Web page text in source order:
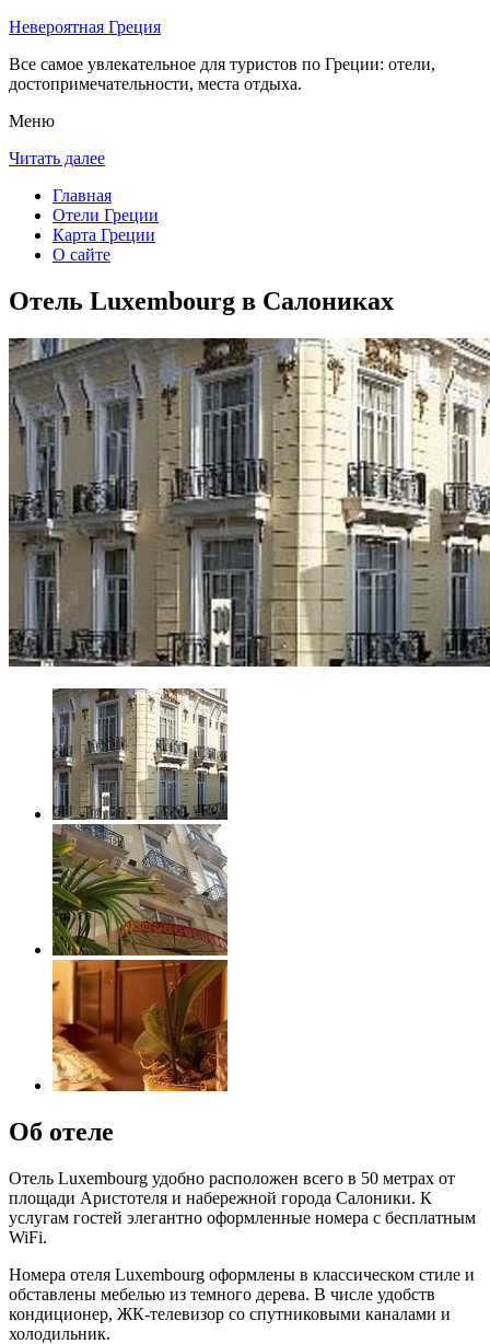
Невероятная Греция
Все самое увлекательное для туристов по Греции: отели,
достопримечательности, места отдыха.
Меню
Читать далее
Главная
Отели Греции
Карта Греции
О сайте
Отель Luxembourg в Салониках
Об отеле
Отель Luxembourg удобно расположен всего в 50 метрах от
площади Аристотеля и набережной города Салоники. К
услугам гостей элегантно оформленные номера с бесплатным
WiFi.
Номера отеля Luxembourg оформлены в классическом стиле и
обставлены мебелью из темного дерева. В числе удобств
кондиционер, ЖК-телевизор со спутниковыми каналами и
холодильник.